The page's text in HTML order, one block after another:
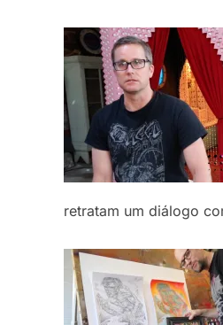
retratam um diálogo